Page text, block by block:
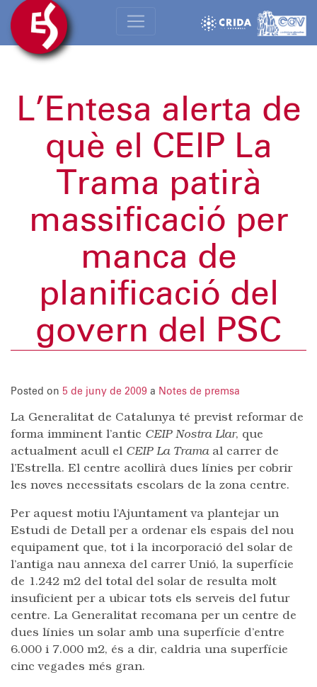
L’Entesa alerta de
què el CEIP La
Trama patirà
massificació per
manca de
planificació del
govern del PSC
Posted on 5 de juny de 2009 a Notes de premsa
La Generalitat de Catalunya té previst reformar de
forma imminent l’antic CEIP Nostra Llar, que
actualment acull el CEIP La Tramaal carrer de
l’Estrella. El centre acollirà dues línies per cobrir
les noves necessitats escolars de la zona centre.
Per aquest motiu l’Ajuntament va plantejar un
Estudi de Detall per a ordenar els espais del nou
equipament que, tot i la incorporació del solar de
l’antiga nau annexa del carrer Unió, la superfície
de 1.242 m2 del total del solar de resulta molt
insuficient per a ubicar tots els serveis del futur
centre. La Generalitat recomana per un centre de
dues línies un solar amb una superfície d’entre
6.000 i 7.000 m2, és a dir, caldria una superfície
cinc vegades més gran.